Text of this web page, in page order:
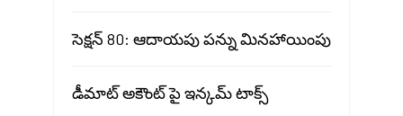
సెక్షన్ 80: ఆదాయపు పన్ను మినహాయింపు
డీమాట్ అకౌంట్ పై ఇన్కమ్ టాక్స్